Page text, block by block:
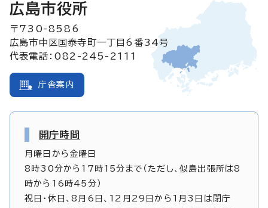
広島市役所
〒730-8586
広島市中区国泰寺町一丁目6番34号
代表電話：082-245-2111
庁舎案内
開庁時間
月曜日から金曜日
8時30分から17時15分まで（ただし、似島出張所は8
時から16時45分）
祝日・休日、8月6日、12月29日から1月3日は閉庁